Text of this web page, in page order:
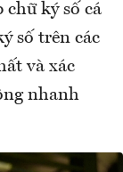
ký số cá
số trên các
và xác
nhanh